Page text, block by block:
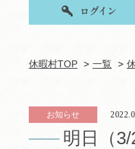
休暇村TOP 一覧
お知らせ
明日（